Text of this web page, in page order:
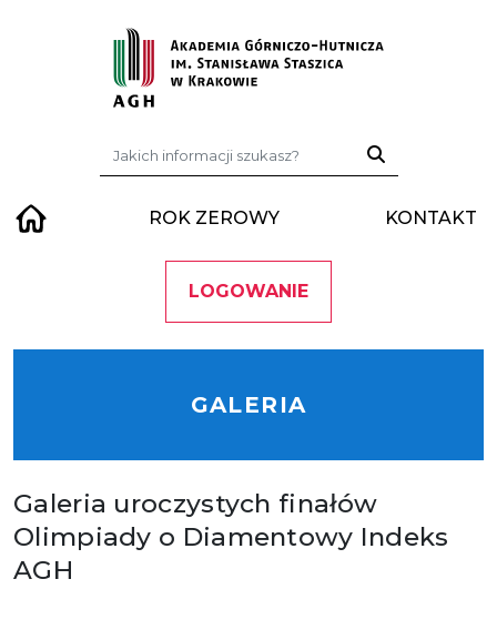
Szukaj:
ROK ZEROWY KONTAKT
LOGOWANIE
GALERIA
Galeria uroczystych finałów
Olimpiady o Diamentowy Indeks
AGH